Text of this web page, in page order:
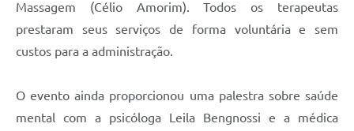
Massagem (Célio Amorim). Todos os terapeutas
prestaram seus serviços de forma voluntária e sem
custos para a administração.
O evento ainda proporcionou uma palestra sobre saúde
mental com a psicóloga Leila Bengnossi e a médica